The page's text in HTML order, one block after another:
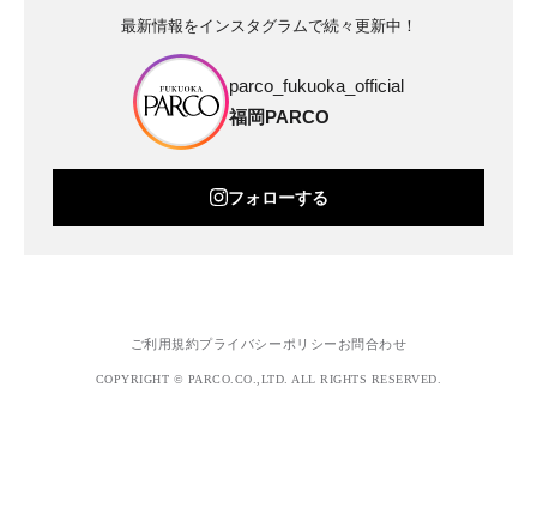
最新情報をインスタグラムで続々更新中！
parco_fukuoka_official
福岡PARCO
フォローする
ご利用規約プライバシーポリシー お問合わせ
COPYRIGHT © PARCO.CO.,LTD. ALL RIGHTS RESERVED.